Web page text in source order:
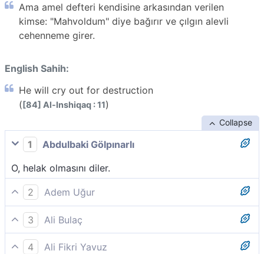
Ama amel defteri kendisine arkasından verilen
kimse: "Mahvoldum" diye bağırır ve çılgın alevli
cehenneme girer.
English Sahih:
He will cry out for destruction
([84] Al-Inshiqaq : 11)
Collapse
1
Abdulbaki Gölpınarlı
O, helak olmasını diler.
2
Adem Uğur
Derhal yok olmayı isteyecek,
3
Ali Bulaç
O da, helak (yok olmay)ı çağıracak,
4
Ali Fikri Yavuz